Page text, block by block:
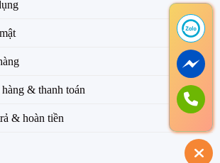
& thanh toán
& hoàn tiền